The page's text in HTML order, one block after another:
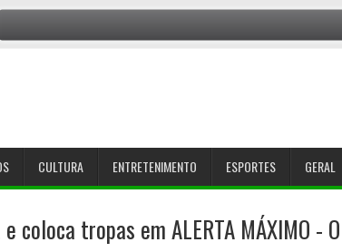
CULTURA ENTRETENIMENTO ESPORTES GERAL
coloca tropas em ALERTA MÁXIMO - O